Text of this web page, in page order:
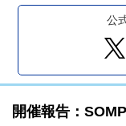
公
開催報告：